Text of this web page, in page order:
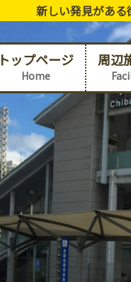
新しい発見があ
トップページ
Home
周辺